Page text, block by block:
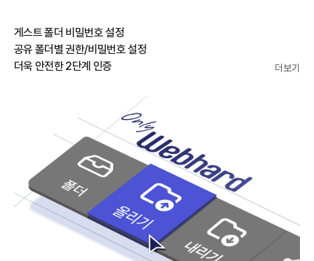
게스트 폴더 비밀번호 설정
공유 폴더별 권한/비밀번호 설정
더욱 안전한 2단계 인증
더보기